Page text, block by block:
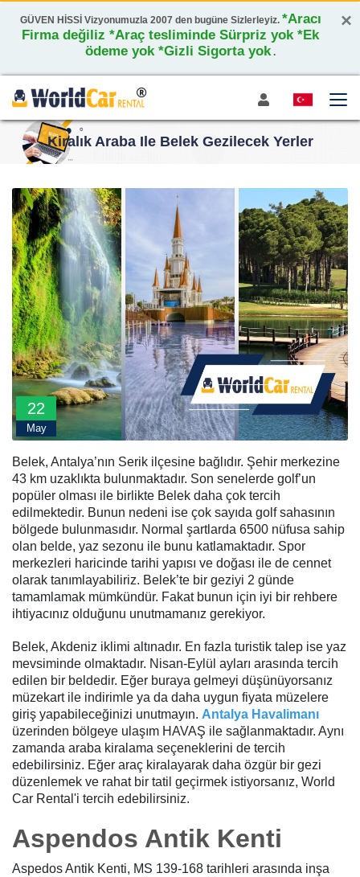
×
GÜVEN HİSSİ Vizyonumuzla 2007 den bugüne Sizlerleyiz. *Aracı
Firma değiliz *Araç tesliminde Sürpriz yok *Ek
ödeme yok *Gizli Sigorta yok.
Kiralık Araba Ile Belek Gezilecek Yerler
22
May
Belek, Antalya’nın Serik ilçesine bağlıdır. Şehir merkezine
43 km uzaklıkta bulunmaktadır. Son senelerde golf’un
popüler olması ile birlikte Belek daha çok tercih
edilmektedir. Bunun nedeni ise çok sayıda golf sahasının
bölgede bulunmasıdır. Normal şartlarda 6500 nüfusa sahip
olan belde, yaz sezonu ile bunu katlamaktadır. Spor
merkezleri haricinde tarihi yapısı ve doğası ile de cennet
olarak tanımlayabiliriz. Belek’te bir geziyi 2 günde
tamamlamak mümkündür. Fakat bunun için iyi bir rehbere
ihtiyacınız olduğunu unutmamanız gerekiyor.
Belek, Akdeniz iklimi altınadır. En fazla turistik talep ise yaz
mevsiminde olmaktadır. Nisan-Eylül ayları arasında tercih
edilen bir beldedir. Eğer buraya gelmeyi düşünüyorsanız
müzekart ile indirimle ya da daha uygun fiyata müzelere
giriş yapabileceğinizi unutmayın. Antalya Havalimanı
üzerinden bölgeye ulaşım HAVAŞ ile sağlanmaktadır. Aynı
zamanda araba kiralama seçeneklerini de tercih
edebilirsiniz. Eğer araç kiralayarak daha özgür bir gezi
düzenlemek ve rahat bir tatil geçirmek istiyorsanız, World
Car Rental'i tercih edebilirsiniz.
Aspendos Antik Kenti
Aspedos Antik Kenti, MS 139-168 tarihleri arasında inşa